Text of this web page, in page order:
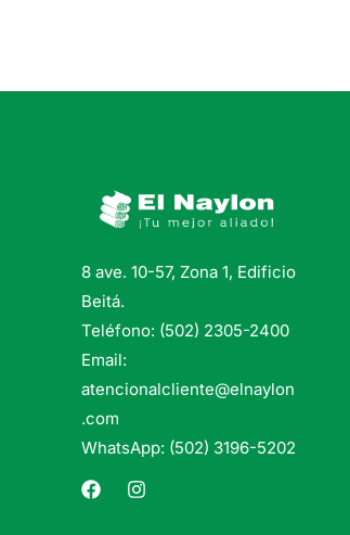
8 ave. 10-57, Zona 1, Edificio
Beitá.
Teléfono: (502) 2305-2400
Email:
atencionalcliente@elnaylon
.com
WhatsApp: (502) 3196-5202